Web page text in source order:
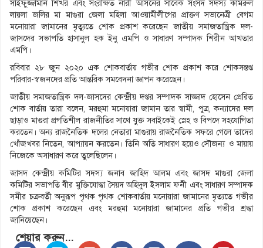
সাইফুজ্জামান শিখর এবং সংরক্ষিত নারী আসনের সাবেক সংসদ সদস্য কামরুল
লায়লা জলির মা মাগুরা জেলা মহিলা আওয়ামীলীগের প্রাক্তণ সভানেত্রী বেগম
মনোয়ারা জামানের মৃত্যুতে শোক প্রকাশ করেছেন জাতীয় সমাজতান্ত্রিক দল-
জাসদের সভাপতি হাসানুল হক ইনু এমপি ও সাধারণ সম্পাদক শিরীন আখতার
এমপি।
রবিবার ২৮ জুন ২০২০ এক শোকবার্তায় গভীর শোক প্রকাশ করে শোকসন্তপ্ত
পরিবার-স্বজনদের প্রতি আন্তরিক সমবেদনা জ্ঞাপন করেছেন।
জাতীয় সমাজতান্ত্রিক দল-জাসদের কেন্দ্রীয় দপ্তর সম্পাদক সাজ্জাদ হোসেন প্রেরিত
শোক বার্তায় তারা বলেন, মরহুমা মনোয়ারা জামান তার স্বামী, পুত্র, কন্যাদের দল
ছাড়াও মাগুরা প্রগতিশীল রাজনীতির সাথে যুক্ত সবাইকেই স্নেহ ও বিপদে সহযোগিতা
করতেন। অন্য রাজনৈতিক দলের নেতারা মাগুরায় রাজনৈতিক সফরে গেলে তাদের
খোঁজখবর নিতেন, আপ্যায়ন করতেন। তিনি অতি সাধারণ হয়েও সৌজন্য ও মায়ায়
নিজেকে অসাধারণ করে তুলেছিলেন।
জাসদ কেন্দ্রীয় কমিটির সদস্য জনাব জাহিদ আলম এবং জাসদ মাগুরা জেলা
কমিটির সভাপতি বীর মুক্তিযোদ্ধা সৈয়দ অহিদুল ইসলাম ফনী এবং সাধারণ সম্পাদক
সমীর চক্রবর্তী অনুরূপ পৃথক পৃথক শোকবার্তায় মনোয়ারা জামানের মৃত্যতে গভীর
শোক প্রকাশ করেছেন এবং মরহুমা মনোয়ারা জামানের প্রতি গভীর শ্রদ্ধা
জানিয়েছেন।
শেয়ার করুন...